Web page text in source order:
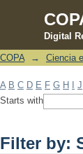
Digital
Filter by:
COPA → Ciencia
A B C D E F G H J
Starts with
Filter by: